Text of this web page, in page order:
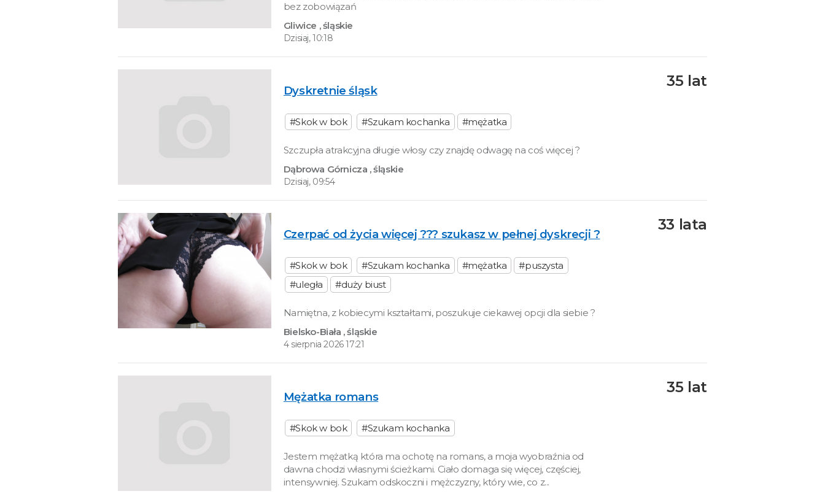
bez zobowiązań
Gliwice , śląskie
Dzisiaj, 10:18
Dyskretnie śląsk
#Skok w bok #Szukam kochanka #mężatka
Szczupła atrakcyjna długie włosy czy znajdę odwagę na coś więcej ?
Dąbrowa Górnicza , śląskie
Dzisiaj, 09:54
35 lat
Czerpać od życia więcej ??? szukasz w pełnej dyskrecji ?
#Skok w bok #Szukam kochanka #mężatka
#puszysta
#uległa
#duży biust
Namiętna, z kobiecymi kształtami, poszukuje ciekawej opcji dla siebie ?
Bielsko-Biała , śląskie
4 sierpnia 2026 17:21
33 lata
Mężatka romans
#Skok w bok #Szukam kochanka
Jestem mężatką która ma ochotę na romans, a moja wyobraźnia od
dawna chodzi własnymi ścieżkami. Ciało domaga się więcej, częściej,
intensywniej. Szukam odskoczni i mężczyzny, który wie, co z...
35 lat